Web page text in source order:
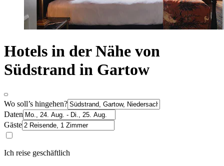
Hotels in der Nähe von
Südstrand in Gartow
Wo soll’s hingehen?
Daten
Gäste
Ich reise geschäftlich